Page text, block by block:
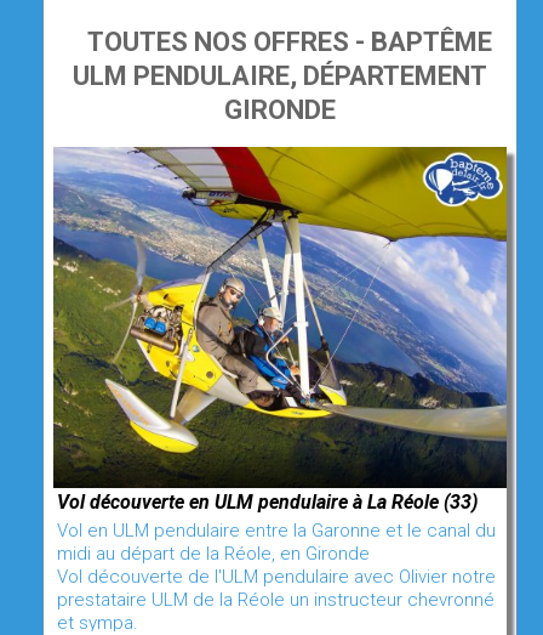
TOUTES NOS OFFRES - BAPTÊME
ULM PENDULAIRE, DÉPARTEMENT
GIRONDE
Vol découverte en ULM pendulaire à La Réole (33)
Vol en ULM pendulaire entre la Garonne et le canal du
midi au départ de la Réole, en Gironde
Vol découverte de l'ULM pendulaire avec Olivier notre
prestataire ULM de la Réole un instructeur chevronné
et sympa.